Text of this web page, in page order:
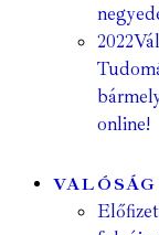
2022
online!
VALÓSÁG